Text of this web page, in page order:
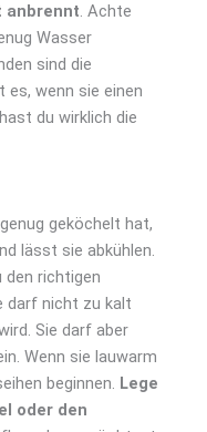
anbrennt. Achte
Wasser
sind die
es, wenn sie einen
du wirklich die
geköchelt hat,
lässt sie abkühlen.
den richtigen
darf nicht zu kalt
Sie darf aber
Wenn sie lauwarm
beginnen. Lege
oder den